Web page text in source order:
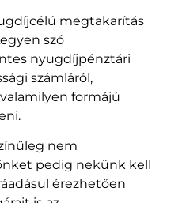
megtakarítás
szó
nyugdíjpénztári
számláról,
formájú
nem
pedig nekünk kell
érezhetően